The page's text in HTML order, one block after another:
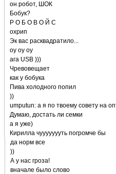
он робот, ШОК
Бобук?
Р О Б О В О Й С
охрип
Эк вас расквадратило...
оу оу оу
ага USB )))
Чревовещает
как у бобука
Пива холодного попил
))
umputun: а я по твоему совету на
Думаю, достать ли семки
а я уже)
Кирилла чуууууууть погромче бы
да норм все
))
А у нас гроза!
вначале было слово